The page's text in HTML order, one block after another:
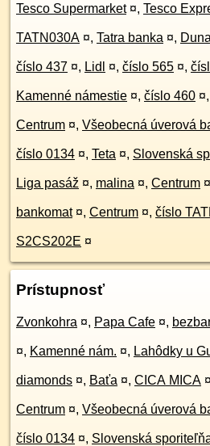
Tesco Supermarket ¤, Tesco
TATN030A ¤, Tatra banka ¤,
číslo 437 ¤, Lidl ¤, číslo 565 ¤,
Kamenné námestie ¤, číslo 460 ¤,
Centrum ¤, Všeobecná úverová
číslo 0134 ¤, Teta ¤, Slovenská
Liga pasáž ¤, malina ¤, Centrum ¤
bankomat ¤, Centrum ¤, číslo
S2CS202E ¤
Prístupnosť
Zvonkohra ¤, Papa Cafe ¤,
¤, Kamenné nám. ¤, Lahôdky u
diamonds ¤, Baťa ¤, CICA MICA ¤
Centrum ¤, Všeobecná úverová
číslo 0134 ¤, Slovenská